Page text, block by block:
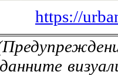
https://